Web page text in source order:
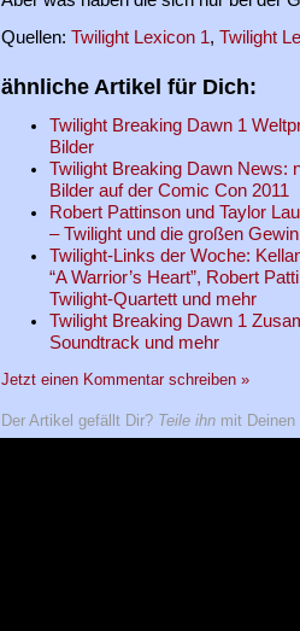
Quellen: Twilight Lexicon 1, Twilight
ähnliche Artikel für Dich:
Twilight Breaking Dawn 1
Bilder
Twilight Breaking Dawn News:
Bilder auf der Comic Con 2011
Robert Pattinson und Taylor
– Twilight und die großen
Twilight-Links der Woche:
“A Warrior’s Heart”, Robert
Twilight-Quartett und mehr
Twilight Breaking Dawn 1
Soundtrack und mehr
Jetzt einen Kommentar schreiben »
Der Artikel gefällt Dir? Teile ihnmit Deinen